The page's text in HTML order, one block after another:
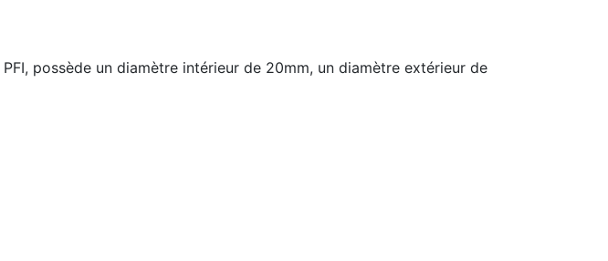
possède un diamètre intérieur de 20mm, un diamètre extérieur de